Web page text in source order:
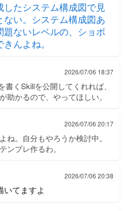
したシステム構成図で見
い。システム構成図あ
題ないレベルの、ショボ
んよね。
2026/07/06 18:37
くSkillを公開してくれれば、
助かるので、やってほしい。
2026/07/06 20:17
ね。自分もやろうか検討中。
ンプレ作るわ。
2026/07/06 20:38
いてますよ